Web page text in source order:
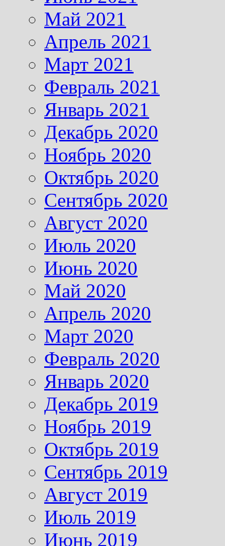
Май 2021
Апрель 2021
Март 2021
Февраль 2021
Январь 2021
Декабрь 2020
Ноябрь 2020
Октябрь 2020
Сентябрь 2020
Август 2020
Июль 2020
Июнь 2020
Май 2020
Апрель 2020
Март 2020
Февраль 2020
Январь 2020
Декабрь 2019
Ноябрь 2019
Октябрь 2019
Сентябрь 2019
Август 2019
Июль 2019
Июнь 2019